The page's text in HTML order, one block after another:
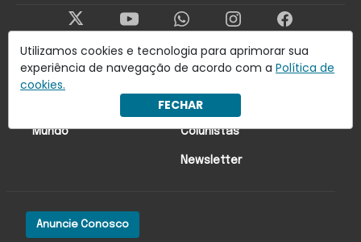
Utilizamos cookies e tecnologia para aprimorar sua
experiência de navegação de acordo com a Política de
cookies.
FECHAR
Anuncie Conosco
Últimas Notícias
Mundo
Economia
Lado oa!
Colunistas
Newsletter